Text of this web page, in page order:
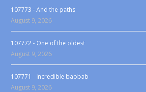
107773 - And the paths
August 9, 2026
107772 - One of the oldest
August 9, 2026
107771 - Incredible baobab
August 9, 2026